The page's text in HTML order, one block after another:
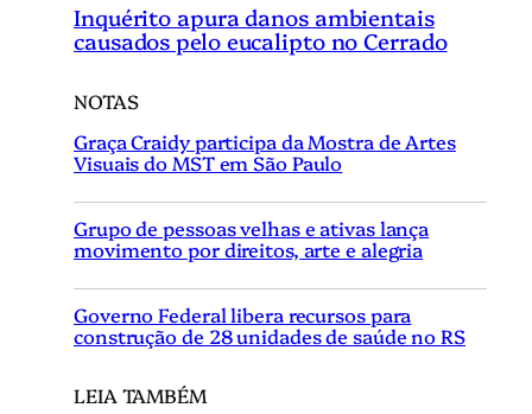
Inquérito apura danos ambientais
causados pelo eucalipto no Cerrado
NOTAS
Graça Craidy participa da Mostra de Artes
Visuais do MST em São Paulo
Grupo de pessoas velhas e ativas lança
movimento por direitos, arte e alegria
Governo Federal libera recursos para
construção de 28 unidades de saúde no RS
LEIA TAMBÉM